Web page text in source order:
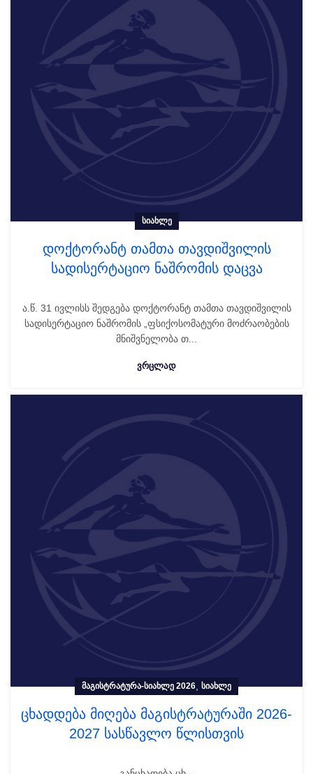
ᲡᲘᲐᲮᲚᲔ
დოქტორანტ თამთა თავდიშვილის
სადისერტაციო ნაშრომის დაცვა
ა.წ. 31 ივლისს შედგება დოქტორანტ თამთა თავდიშვილის
სადისერტაციო ნაშრომის „ფსიქოსომატური მოძრაობების
მნიშვნელობა თ...
ᲕᲠᲪᲚᲐᲓ
ᲛᲐᲒᲘᲡᲢᲠᲐᲢᲣᲠᲐ-ᲡᲘᲐᲮᲚᲔ 2026 ᲡᲘᲐᲮᲚᲔ
ცხადდება მიღება მაგისტრატურაში 2026-
2027 სასწავლო წლისთვის